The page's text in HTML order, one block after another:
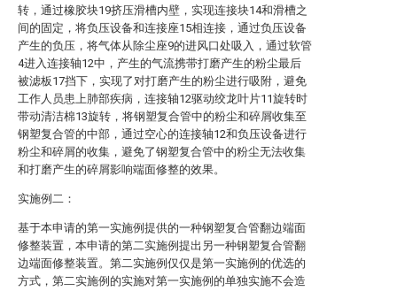
转，通过橡胶块19挤压滑槽内壁，实现连接块14和滑槽之
间的固定，将负压设备和连接座15相连接，通过负压设备
产生的负压，将气体从除尘座9的进风口处吸入，通过软管
4进入连接轴12中，产生的气流携带打磨产生的粉尘最后
被滤板17挡下，实现了对打磨产生的粉尘进行吸附，避免
工作人员患上肺部疾病，连接轴12驱动绞龙叶片11旋转时
带动清洁棉13旋转，将钢塑复合管中的粉尘和碎屑收集至
钢塑复合管的中部，通过空心的连接轴12和负压设备进行
粉尘和碎屑的收集，避免了钢塑复合管中的粉尘无法收集
和打磨产生的碎屑影响端面修整的效果。
实施例二：
基于本申请的第一实施例提供的一种钢塑复合管翻边端面
修整装置，本申请的第二实施例提出另一种钢塑复合管翻
边端面修整装置。第二实施例仅仅是第一实施例的优选的
方式，第二实施例的实施对第一实施例的单独实施不会造